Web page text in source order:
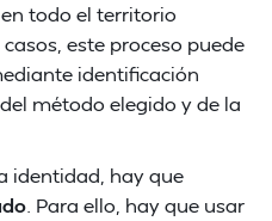
todo el territorio
este proceso puede
identificación
método elegido y de la
identidad, hay que
. Para ello, hay que usar